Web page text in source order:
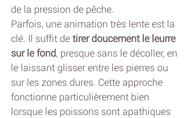
de la pression de pêche.
Parfois, une animation très lente est la
clé. Il suffit de tirer doucement le leurre
sur le fond, presque sans le décoller, en
le laissant glisser entre les pierres ou
sur les zones dures. Cette approche
fonctionne particulièrement bien
lorsque les poissons sont apathiques